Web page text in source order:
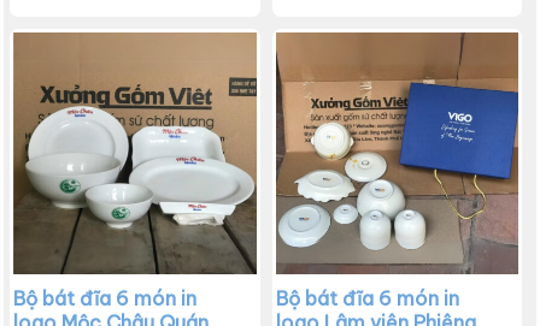
Bộ bát đĩa 6 món in
Bộ bát đĩa 6 món in